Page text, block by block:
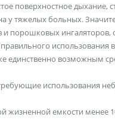
поверхностное
у тяжелых больных.
и порошковых
единственно возможным
использования
жизненной емкости менее